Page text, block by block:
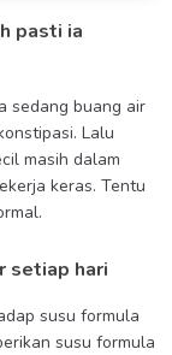
pasti ia
sedang buang air
Lalu
masih dalam
keras. Tentu
setiap hari
susu formula
susu formula